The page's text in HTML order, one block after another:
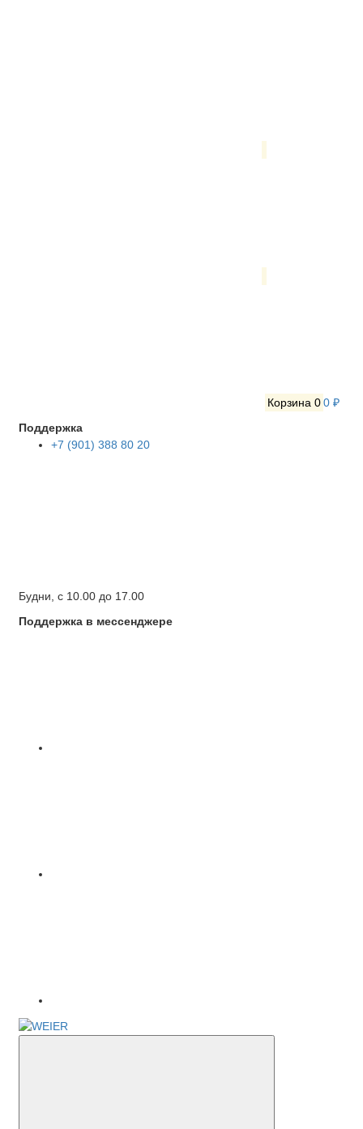
Корзина 00 ₽
Поддержка
+7 (901) 388 80 20
Будни, с 10.00 до 17.00
Поддержка в мессенджере